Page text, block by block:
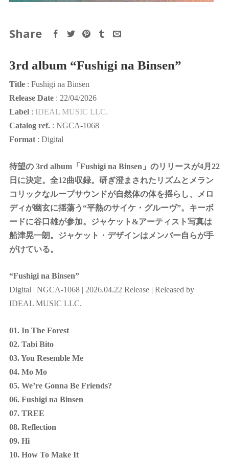
Share
3rd album “Fushigi na Binsen”
Title: Fushigi na Binsen
Release Date: 22/04/2026
Label : IDEAL MUSIC LLC.
Catalog ref.: NGCA-1068
Format: Digital
待望の 3rd album「Fushigi na Binsen」のリリースが4月22
日に決定。全12曲収録。研ぎ澄まされたリズムとメラン
コリックなループサウンドが自然体の体を揺らし、メロ
ディが幽玄に揺蕩う“平熱のサイケ・グルーヴ”。キーボ
ードに谷口雄が参加。ジャケット&アーティスト写真は
船津晃一朗。ジャケット・デザインはメンバー自らが手
がけている。
“Fushigi na Binsen”
Digital | NGCA-1068 | 2026.04.22 Release | Released by
IDEAL MUSIC LLC.
01. In The Forest
02. Tabi Bito
03. You Resemble Me
04. Mo Mo
05. We’re Gonna Be Friends?
06. Fushigi na Binsen
07. TREE
08. Reflection
09. Hi
10. How To Make It